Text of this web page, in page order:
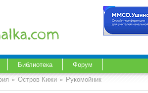
Библиотека Форум
Остров Кижи Рукомойник